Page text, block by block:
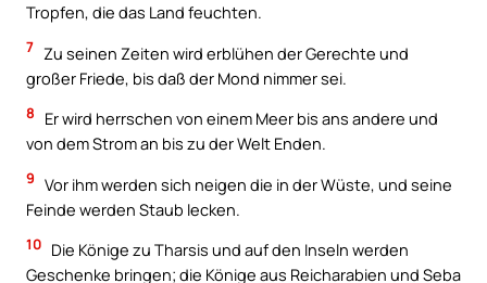
Tropfen, die das Land feuchten.
7 Zu seinen Zeiten wird erblühen der Gerechte und
großer Friede, bis daß der Mond nimmer sei.
8
Er wird herrschen von einem Meer bis ans andere und
von dem Strom an bis zu der Welt Enden.
9 Vor ihm werden sich neigen die in der Wüste, und seine
Feinde werden Staub lecken.
10 Die Könige zu Tharsis und auf den Inseln werden
Geschenke bringen; die Könige aus Reicharabien und Seba